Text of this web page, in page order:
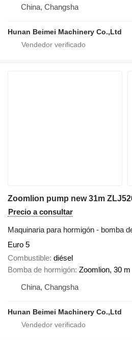
China, Changsha
Hunan Beimei Machinery Co.,Ltd
Zoomlion pump new 31m
Precio a consultar
Maquinaria para hormigón - bomba
Euro 5
Combustible diésel
Bomba de hormigón Zoomlion, 30 m
China, Changsha
Hunan Beimei Machinery Co.,Ltd